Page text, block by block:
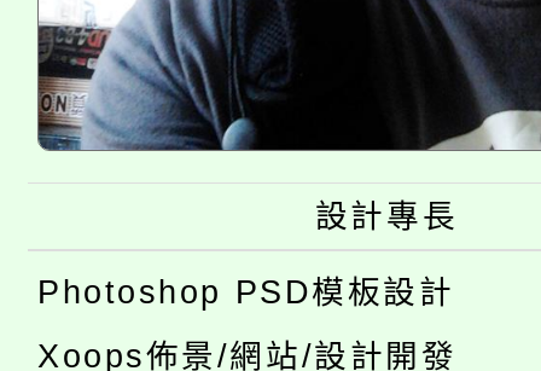
設計專長
Photoshop PSD模板設計
Xoops佈景/網站/設計開發